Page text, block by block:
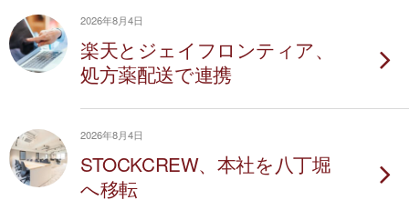
2026年8月4日
楽天とジェイフロンティア、
処方薬配送で連携
2026年8月4日
STOCKCREW、本社を八丁堀
へ移転